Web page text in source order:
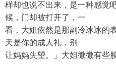
样却也说不出来，是一种感觉
候，门却被打开了，一
看，大姐依然是那副冷冰冰的
天是你的成人礼，别
让妈妈失望。」大姐微微有些